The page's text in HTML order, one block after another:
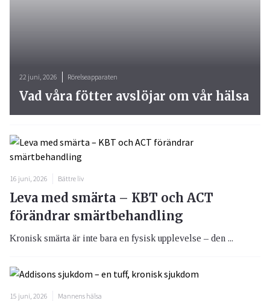
22 juni, 2026 Rörelseapparaten
Vad våra fötter avslöjar om vår hälsa
16 juni, 2026 Bättre liv
Leva med smärta – KBT och ACT
förändrar smärtbehandling
Kronisk smärta är inte bara en fysisk upplevelse – den ...
15 juni, 2026 Mannens hälsa